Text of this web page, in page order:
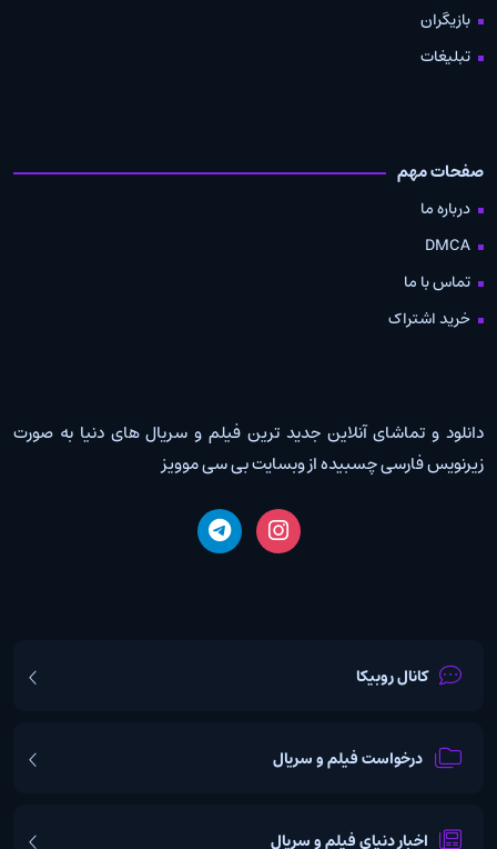
بازیگران
تبلیغات
صفحات مهم
درباره ما
DMCA
تماس با ما
خرید اشتراک
دانلود و تماشای آنلاین جدید ترین فیلم و سریال های دنیا به صورت
زیرنویس فارسی چسبیده از وبسایت بی سی موویز
کانال روبیکا
درخواست فیلم و سریال
اخبار دنیای فیلم و سریال